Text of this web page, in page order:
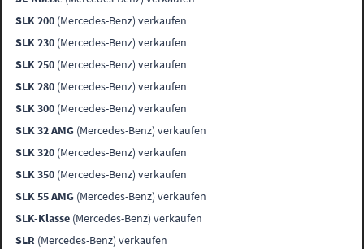
SLK 200 (Mercedes-Benz) verkaufen
SLK 230 (Mercedes-Benz) verkaufen
SLK 250 (Mercedes-Benz) verkaufen
SLK 280 (Mercedes-Benz) verkaufen
SLK 300 (Mercedes-Benz) verkaufen
SLK 32 AMG (Mercedes-Benz) verkaufen
SLK 320 (Mercedes-Benz) verkaufen
SLK 350 (Mercedes-Benz) verkaufen
SLK 55 AMG (Mercedes-Benz) verkaufen
SLK-Klasse (Mercedes-Benz) verkaufen
SLR (Mercedes-Benz) verkaufen